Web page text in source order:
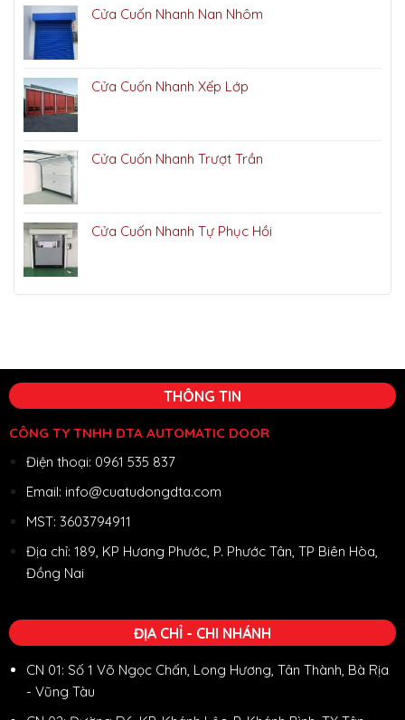
Cửa Cuốn Nhanh Nan Nhôm
Cửa Cuốn Nhanh Xếp Lớp
Cửa Cuốn Nhanh Trượt Trần
Cửa Cuốn Nhanh Tự Phục Hồi
THÔNG TIN
CÔNG TY TNHH DTA AUTOMATIC DOOR
Điện thoại: 0961 535 837
Email: info@cuatudongdta.com
MST: 3603794911
Địa chỉ: 189, KP Hương Phước, P. Phước Tân, TP Biên Hòa,
Đồng Nai
ĐỊA CHỈ - CHI NHÁNH
CN 01: Số 1 Võ Ngọc Chấn, Long Hương, Tân Thành, Bà Rịa
- Vũng Tàu